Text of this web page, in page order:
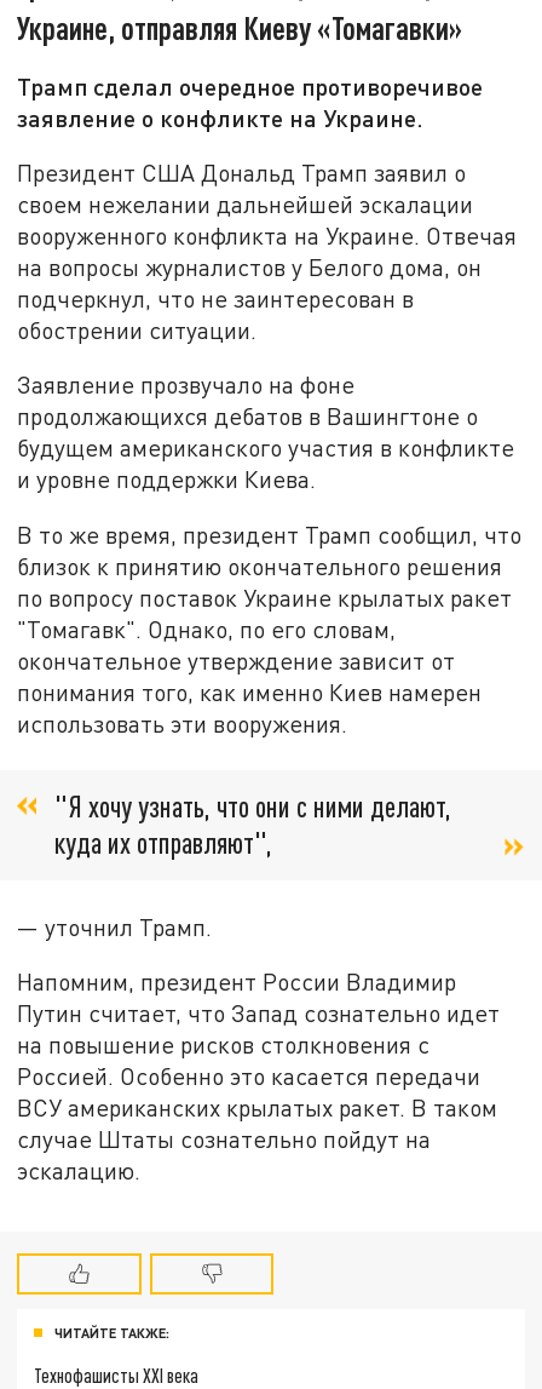
Украине, отправляя Киеву «Томагавки»
Трамп сделал очередное противоречивое
заявление о конфликте на Украине.
Президент США Дональд Трамп заявил о
своем нежелании дальнейшей эскалации
вооруженного конфликта на Украине. Отвечая
на вопросы журналистов у Белого дома, он
подчеркнул, что не заинтересован в
обострении ситуации.
Заявление прозвучало на фоне
продолжающихся дебатов в Вашингтоне о
будущем американского участия в конфликте
и уровне поддержки Киева.
В то же время, президент Трамп сообщил, что
близок к принятию окончательного решения
по вопросу поставок Украине крылатых ракет
"Томагавк". Однако, по его словам,
окончательное утверждение зависит от
понимания того, как именно Киев намерен
использовать эти вооружения.
"Я хочу узнать, что они с ними делают,
куда их отправляют",
— уточнил Трамп.
Напомним, президент России Владимир
Путин считает, что Запад сознательно идет
на повышение рисков столкновения с
Россией. Особенно это касается передачи
ВСУ американских крылатых ракет. В таком
случае Штаты сознательно пойдут на
эскалацию.
ЧИТАЙТЕ ТАКЖЕ:
Технофашисты XXI века